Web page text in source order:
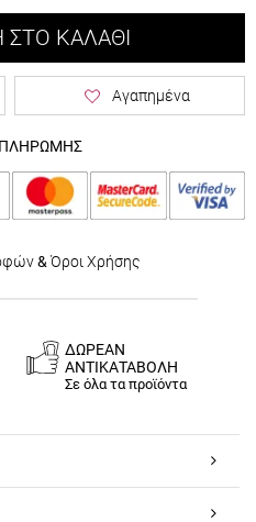
ΚΑΛΆΘΙ
Αγαπημένα
& Όροι Χρήσης
ΔΩΡΕΑΝ
ΑΝΤΙΚΑΤΑΒΟΛΗ
Σε όλα τα προϊόντα